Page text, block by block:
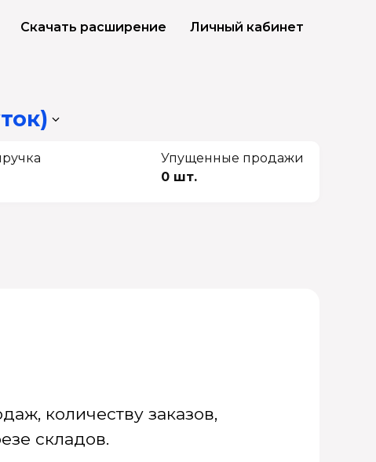
Скачать расширение Личный кабинет
Упущенные продажи
0 шт.
количеству заказов,
складов.